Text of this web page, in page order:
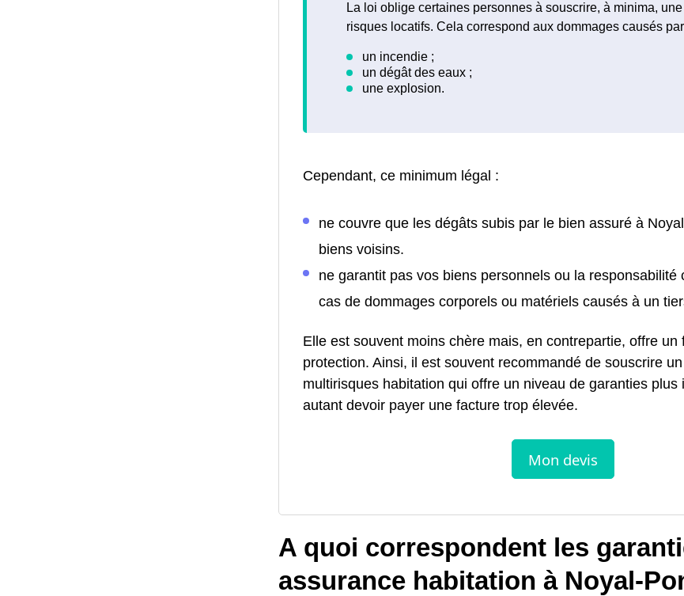
La loi oblige certaines personnes à souscrire, à minima,
risques locatifs. Cela correspond aux dommages causés
Cependant, ce minimum légal :
ne couvre que les dégâts subis par le bien assuré à
biens voisins.
ne garantit pas vos biens personnels ou la responsabilité
cas de dommages corporels ou matériels causés à un
Elle est souvent moins chère mais, en contrepartie, offre un
protection. Ainsi, il est souvent recommandé de souscrire
multirisques habitation qui offre un niveau de garanties plus
autant devoir payer une facture trop élevée.
A quoi correspondent les
assurance habitation à Noyal-